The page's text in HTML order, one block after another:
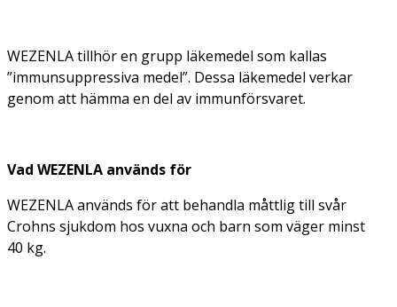
WEZENLA tillhör en grupp läkemedel som kallas
”immunsuppressiva medel”. Dessa läkemedel verkar
genom att hämma en del av immunförsvaret.
Vad WEZENLA används för
WEZENLA används för att behandla måttlig till svår
Crohns sjukdom hos vuxna och barn som väger minst
40 kg.